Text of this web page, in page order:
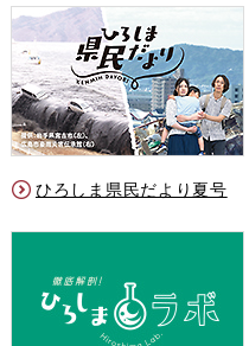
ひろしま県民だより夏号